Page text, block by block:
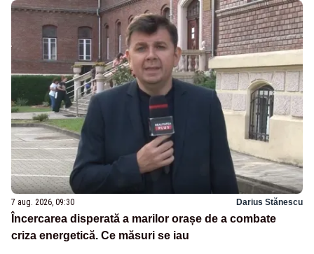
7 aug. 2026, 09:30 Darius Stănescu
Încercarea disperată a marilor orașe de a combate
criza energetică. Ce măsuri se iau